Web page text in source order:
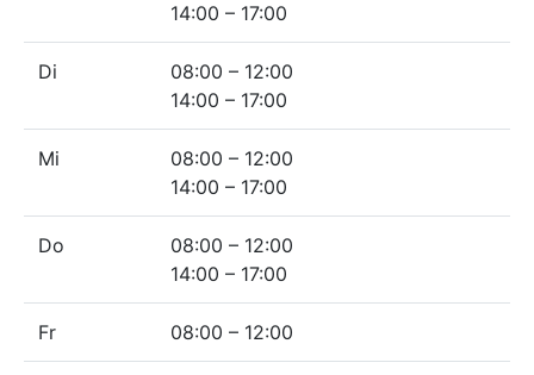
14:00 – 17:00
Di
08:00 – 12:00
14:00 – 17:00
Mi
08:00 – 12:00
14:00 – 17:00
Do
08:00 – 12:00
14:00 – 17:00
Fr 08:00 – 12:00